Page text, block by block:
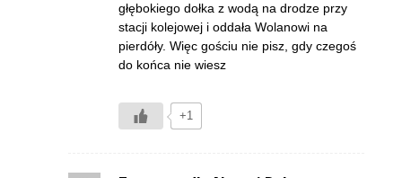
głębokiego dołka z wodą na drodze przy
stacji kolejowej i oddała Wolanowi na
pierdóły. Więc gościu nie pisz, gdy czegoś
do końca nie wiesz
+1